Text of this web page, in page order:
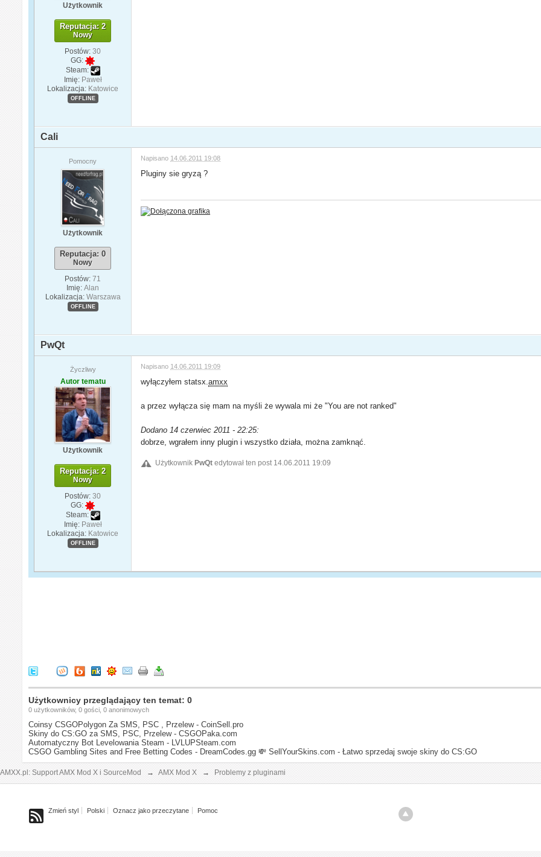
Użytkownik
Reputacja: 2
Nowy
Postów: 30
GG:
Steam:
Imię: Paweł
Lokalizacja: Katowice
OFFLINE
Cali
Pomocny
Użytkownik
Reputacja: 0
Nowy
Postów: 71
Imię: Alan
Lokalizacja: Warszawa
OFFLINE
Napisano 14.06.2011 19:08
Pluginy sie gryzą ?
PwQt
Życzliwy
Autor tematu
Użytkownik
Reputacja: 2
Nowy
Postów: 30
GG:
Steam:
Imię: Paweł
Lokalizacja: Katowice
OFFLINE
Napisano 14.06.2011 19:09
wyłączyłem statsx.amxx
a przez wyłącza się mam na myśli że wywala mi że "You are not ranked"
Dodano 14 czerwiec 2011 - 22:25:
dobrze, wgrałem inny plugin i wszystko działa, można zamknąć.
UżytkownikPwQt edytował ten post 14.06.2011 19:09
Użytkownicy przeglądający ten temat: 0
0 użytkowników, 0 gości, 0 anonimowych
Coinsy CSGOPolygon Za SMS, PSC , Przelew - CoinSell.pro
Skiny do CS:GO za SMS, PSC, Przelew - CSGOPaka.com
Automatyczny Bot Levelowania Steam - LVLUPSteam.com
CSGO Gambling Sites and Free Betting Codes - DreamCodes.gg 💸 SellYourSkins.com - Łatwo sprzedaj swoje skiny do CS:GO
AMXX.pl: Support AMX Mod X i SourceMod → AMX Mod X → Problemy z pluginami
Zmień styl Polski Oznacz jako przeczytane Pomoc